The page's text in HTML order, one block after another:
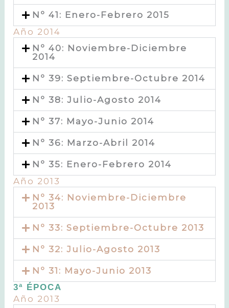
Nº 41: Enero-Febrero 2015
Año 2014
Nº 40: Noviembre-Diciembre
2014
Nº 39: Septiembre-Octubre 2014
Nº 38: Julio-Agosto 2014
Nº 37: Mayo-Junio 2014
Nº 36: Marzo-Abril 2014
Nº 35: Enero-Febrero 2014
Año 2013
Nº 34: Noviembre-Diciembre
2013
Nº 33: Septiembre-Octubre 2013
Nº 32: Julio-Agosto 2013
Nº 31: Mayo-Junio 2013
3ª ÉPOCA
Año 2013